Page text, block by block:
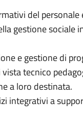
del
gestione sociale
e gestione di
tecnico
a loro destinata.
integrativi a